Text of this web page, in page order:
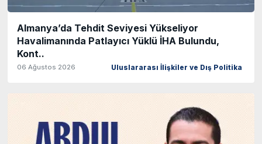
Almanya’da Tehdit Seviyesi Yükseliyor
Havalimanında Patlayıcı Yüklü İHA Bulundu,
Kont..
06 Ağustos 2026 Uluslararası İlişkiler ve Dış Politika